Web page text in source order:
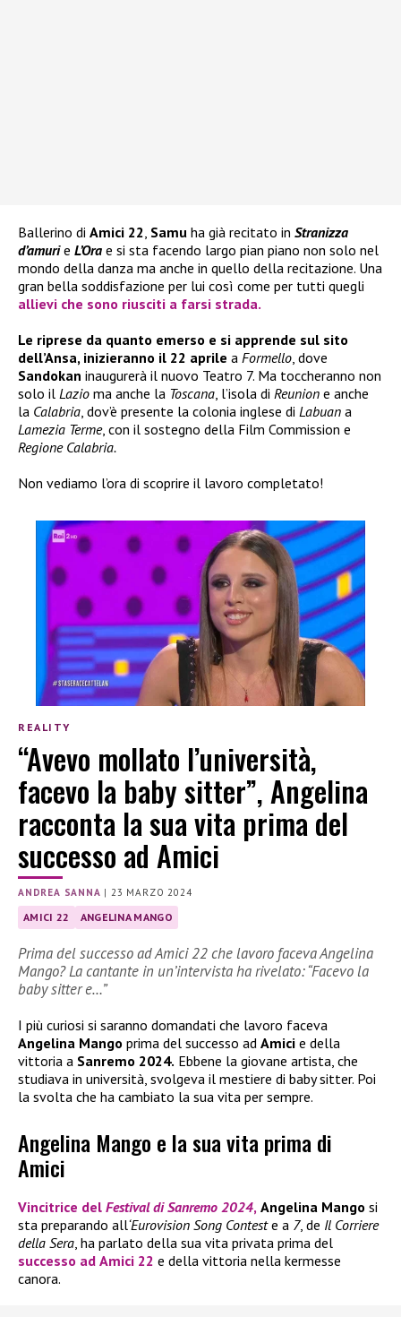
Ballerino di Amici 22, Samu ha già recitato in Stranizza
d’amurie L’Ora e si sta facendo largo pian piano non solo nel
mondo della danza ma anche in quello della recitazione. Una
gran bella soddisfazione per lui così come per tutti quegli
allievi che sono riusciti a farsi strada.
Le riprese da quanto emerso e si apprende sul sito
dell’Ansa, inizieranno il 22 aprile a Formello, dove
Sandokan inaugurerà il nuovo Teatro 7. Ma toccheranno non
solo il Lazio ma anche la Toscana, l’isola di Reunion e anche
la Calabria, dov’è presente la colonia inglese di Labuan a
Lamezia Terme, con il sostegno della Film Commission e
Regione Calabria.
Non vediamo l’ora di scoprire il lavoro completato!
REALITY
“Avevo mollato l’università,
facevo la baby sitter”, Angelina
racconta la sua vita prima del
successo ad Amici
ANDREA SANNA |23 MARZO 2024
AMICI 22 ANGELINA MANGO
Prima del successo ad Amici 22 che lavoro faceva Angelina
Mango? La cantante in un’intervista ha rivelato: “Facevo la
baby sitter e…”
I più curiosi si saranno domandati che lavoro faceva
Angelina Mango prima del successo ad Amici e della
vittoria a Sanremo 2024. Ebbene la giovane artista, che
studiava in università, svolgeva il mestiere di baby sitter. Poi
la svolta che ha cambiato la sua vita per sempre.
Angelina Mango e la sua vita prima di
Amici
Vincitrice del Festival di Sanremo 2024, Angelina Mango si
sta preparando all‘Eurovision Song Conteste a 7, de Il Corriere
della Sera , ha parlato della sua vita privata prima del
successo ad Amici 22 e della vittoria nella kermesse
canora.